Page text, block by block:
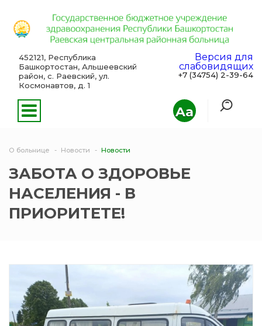
Aa
452121, Республика
Башкортостан, Альшеевский
район, с. Раевский, ул.
Космонавтов, д. 1
Версия для
слабовидящих
+7 (34754) 2-39-64
О больнице Новости Новости
ЗАБОТА О ЗДОРОВЬЕ
НАСЕЛЕНИЯ - В
ПРИОРИТЕТЕ!